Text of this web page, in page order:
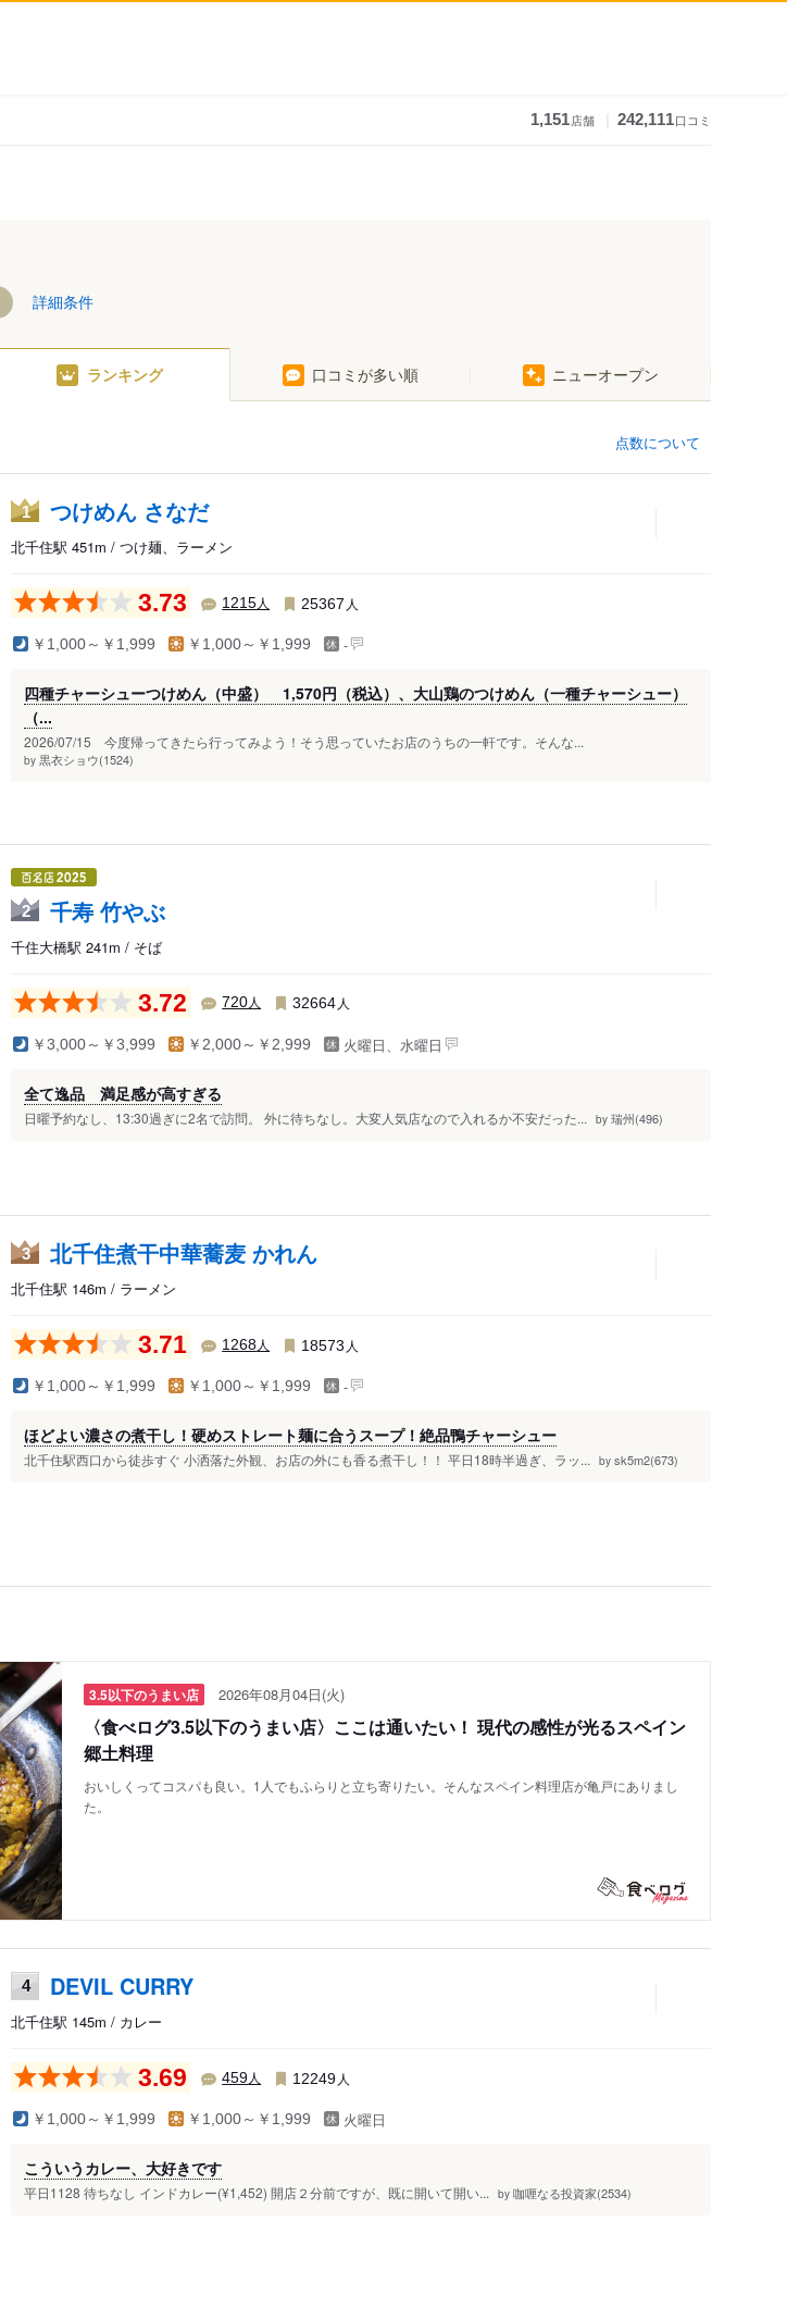
1,151店舗 242,111口コミ
詳細条件
ランキング 口コミが多い順 ニューオープン
点数について
1 つけめん さなだ
北千住駅 451m / つけ麺、ラーメン
3.73 1215人 25367 人
￥1,000～￥1,999 ￥1,000～￥1,999 -
四種チャーシューつけめん（中盛） 1,570円（税込）、大山鶏のつけめん（一種チャーシュー）
（...
2026/07/15 今度帰ってきたら行ってみよう！そう思っていたお店のうちの一軒です。そんな...
by 黒衣ショウ(1524)
2 千寿 竹やぶ
千住大橋駅 241m / そば
3.72 720人 32664 人
￥3,000～￥3,999 ￥2,000～￥2,999 火曜日、水曜日
全て逸品 満足感が高すぎる
日曜予約なし、13:30過ぎに2名で訪問。 外に待ちなし。大変人気店なので入れるか不安だった... by 瑞州(496)
3 北千住煮干中華蕎麦 かれん
北千住駅 146m / ラーメン
3.71 1268人 18573 人
￥1,000～￥1,999 ￥1,000～￥1,999 -
ほどよい濃さの煮干し！硬めストレート麺に合うスープ！絶品鴨チャーシュー
北千住駅西口から徒歩すぐ 小洒落た外観、お店の外にも香る煮干し！！ 平日18時半過ぎ、ラッ... by sk5m2(673)
3.5以下のうまい店 2026年08月04日(火)
〈食べログ3.5以下のうまい店〉ここは通いたい！ 現代の感性が光るスペイン
郷土料理
おいしくってコスパも良い。1人でもふらりと立ち寄りたい。そんなスペイン料理店が亀戸にありまし
た。
4 DEVIL CURRY
北千住駅 145m / カレー
3.69 459人 12249 人
￥1,000～￥1,999 ￥1,000～￥1,999 火曜日
こういうカレー、大好きです
平日1128 待ちなし インドカレー(¥1,452) 開店２分前ですが、既に開いて開い... by 咖喱なる投資家(2534)